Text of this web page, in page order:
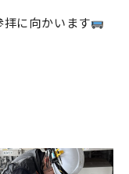
に向かいます